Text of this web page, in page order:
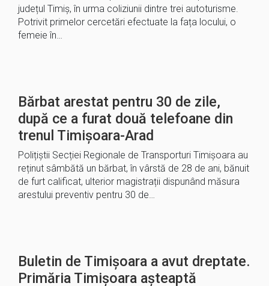
județul Timiș, în urma coliziunii dintre trei autoturisme.
Potrivit primelor cercetări efectuate la fața locului, o
femeie în…
Bărbat arestat pentru 30 de zile,
după ce a furat două telefoane din
trenul Timișoara-Arad
Polițiștii Secției Regionale de Transporturi Timișoara au
reținut sâmbătă un bărbat, în vârstă de 28 de ani, bănuit
de furt calificat, ulterior magistrații dispunând măsura
arestului preventiv pentru 30 de…
Buletin de Timișoara a avut dreptate.
Primăria Timișoara așteaptă